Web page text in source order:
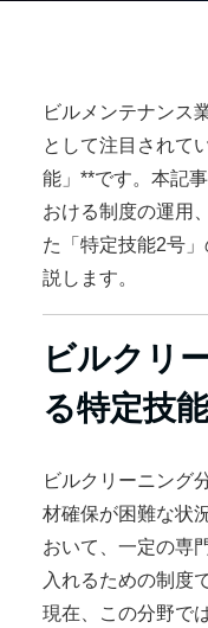
ビルメンテナンス
として注目されて
能」**です。本記
おける制度の運用
た「特定技能2号
説します。
ビルクリ
る特定技
ビルクリーニング
材確保が困難な状
おいて、一定の専
入れるための制度
現在、この分野で